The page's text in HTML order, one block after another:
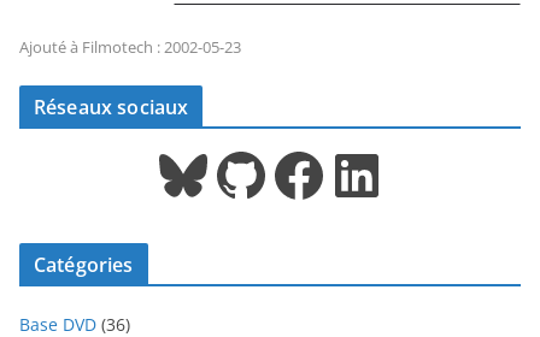
Ajouté à Filmotech : 2002-05-23
Réseaux sociaux
Bluesky GitHub Facebook LinkedIn
Catégories
Base DVD (36)